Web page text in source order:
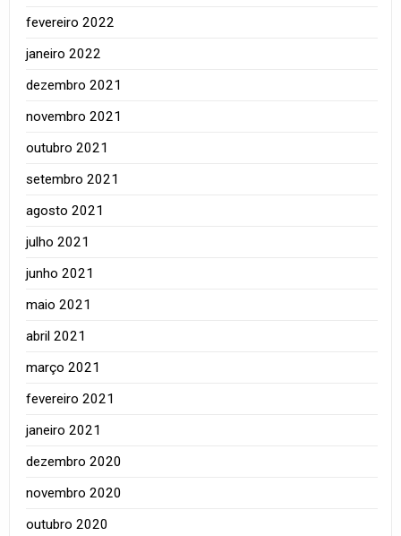
fevereiro 2022
janeiro 2022
dezembro 2021
novembro 2021
outubro 2021
setembro 2021
agosto 2021
julho 2021
junho 2021
maio 2021
abril 2021
março 2021
fevereiro 2021
janeiro 2021
dezembro 2020
novembro 2020
outubro 2020